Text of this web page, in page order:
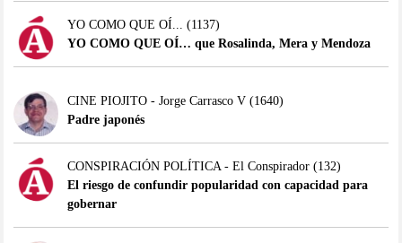
YO COMO QUE OÍ... (1137)
YO COMO QUE OÍ… que Rosalinda, Mera y Mendoza
CINE PIOJITO - Jorge Carrasco V(1640)
Padre japonés
CONSPIRACIÓN POLÍTICA - El Conspirador(132)
El riesgo de confundir popularidad con capacidad para
gobernar